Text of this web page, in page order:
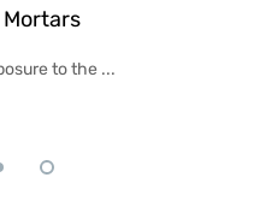
Mortars
to the ...